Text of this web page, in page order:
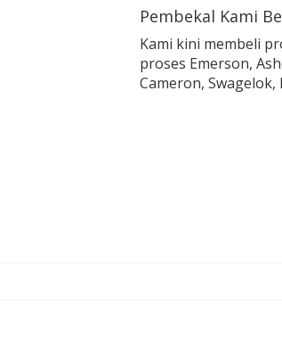
Pembekal Kami
Kami kini membeli
proses Emerson,
Cameron, Swagelok,